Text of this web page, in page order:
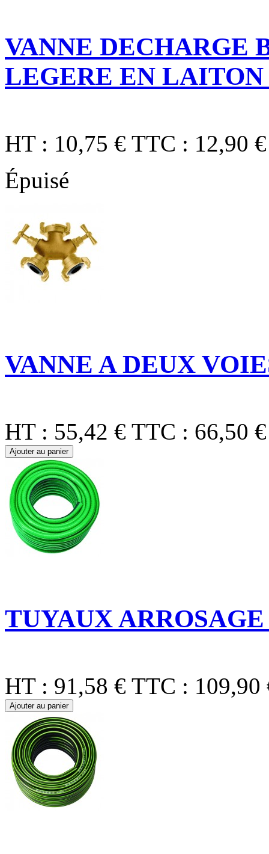
VANNE DECHARGE
LEGERE EN
HT : 10,75 € TTC : 12,90 €
Épuisé
VANNE A DEUX
HT : 55,42 € TTC : 66,50 €
Ajouter au panier
TUYAUX
HT : 91,58 € TTC : 109,90
Ajouter au panier